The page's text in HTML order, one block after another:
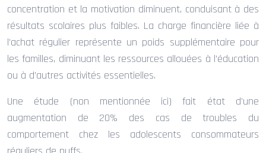
concentration et la motivation diminuent, conduisant à des
résultats scolaires plus faibles. La charge financière liée à
l’achat régulier représente un poids supplémentaire pour
les familles, diminuant les ressources allouées à l’éducation
ou à d’autres activités essentielles.
Une étude (non mentionnée ici) fait état d’une
augmentation de 20% des cas de troubles du
comportement chez les adolescents consommateurs